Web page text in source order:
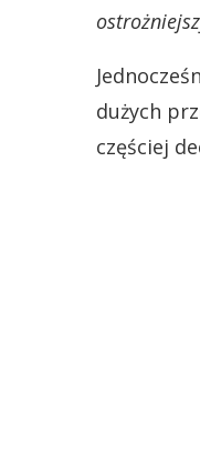
dużych
częściej